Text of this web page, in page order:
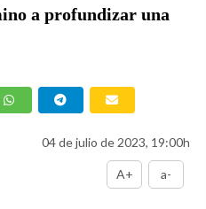
a profundizar una
04 de julio de 2023, 19:00h
A+ a-